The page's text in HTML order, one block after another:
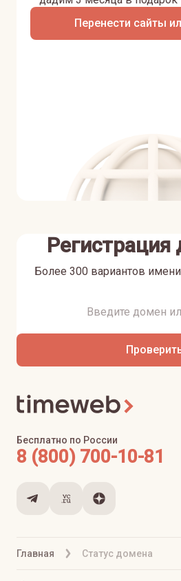
Перенести сайты
Более 300 вариантов
Главная Статус домена
Бесплатно по России
8 (800) 700-10-81